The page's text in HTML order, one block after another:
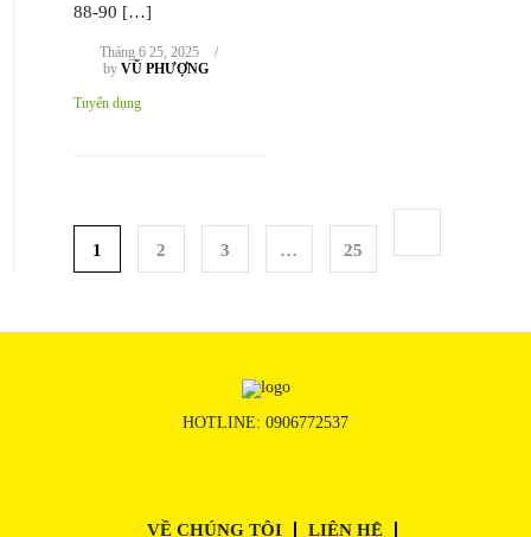
88-90 […]
Tháng 6 25, 2025
/
by VŨ PHƯỢNG
Tuyển dụng
1 2 3 … 25
HOTLINE: 0906772537
VỀ CHÚNG TÔI
LIÊN HỆ